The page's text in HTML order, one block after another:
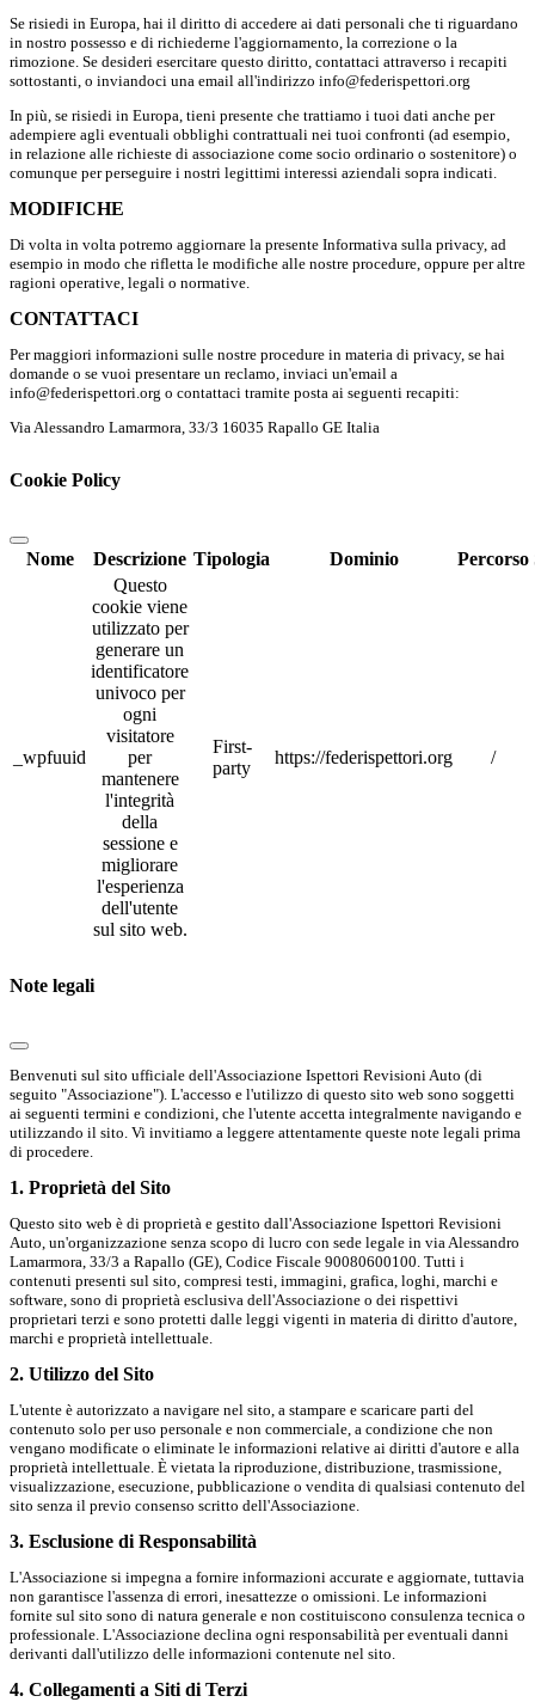
Se risiedi in Europa, hai il diritto di accedere ai dati personali che ti riguardano
in nostro possesso e di richiederne l'aggiornamento, la correzione o la
rimozione. Se desideri esercitare questo diritto, contattaci attraverso i recapiti
sottostanti, o inviandoci una email all'indirizzo info@federispettori.org
In più, se risiedi in Europa, tieni presente che trattiamo i tuoi dati anche per
adempiere agli eventuali obblighi contrattuali nei tuoi confronti (ad esempio,
in relazione alle richieste di associazione come socio ordinario o sostenitore) o
comunque per perseguire i nostri legittimi interessi aziendali sopra indicati.
MODIFICHE
Di volta in volta potremo aggiornare la presente Informativa sulla privacy, ad
esempio in modo che rifletta le modifiche alle nostre procedure, oppure per altre
ragioni operative, legali o normative.
CONTATTACI
Per maggiori informazioni sulle nostre procedure in materia di privacy, se hai
domande o se vuoi presentare un reclamo, inviaci un'email a
info@federispettori.org o contattaci tramite posta ai seguenti recapiti:
Via Alessandro Lamarmora, 33/3 16035 Rapallo GE Italia
Cookie Policy
Nome Descrizione Tipologia Dominio Percorso
_wpfuuid
Questo
cookie viene
utilizzato per
generare un
identificatore
univoco per
ogni
visitatore
per
mantenere
l'integrità
della
sessione e
migliorare
l'esperienza
dell'utente
sul sito web.
First-
party
https://federispettori.org /
Note legali
Benvenuti sul sito ufficiale dell'Associazione Ispettori Revisioni Auto (di
seguito "Associazione"). L'accesso e l'utilizzo di questo sito web sono soggetti
ai seguenti termini e condizioni, che l'utente accetta integralmente navigando e
utilizzando il sito. Vi invitiamo a leggere attentamente queste note legali prima
di procedere.
1. Proprietà del Sito
Questo sito web è di proprietà e gestito dall'Associazione Ispettori Revisioni
Auto, un'organizzazione senza scopo di lucro con sede legale in via Alessandro
Lamarmora, 33/3 a Rapallo (GE), Codice Fiscale 90080600100. Tutti i
contenuti presenti sul sito, compresi testi, immagini, grafica, loghi, marchi e
software, sono di proprietà esclusiva dell'Associazione o dei rispettivi
proprietari terzi e sono protetti dalle leggi vigenti in materia di diritto d'autore,
marchi e proprietà intellettuale.
2. Utilizzo del Sito
L'utente è autorizzato a navigare nel sito, a stampare e scaricare parti del
contenuto solo per uso personale e non commerciale, a condizione che non
vengano modificate o eliminate le informazioni relative ai diritti d'autore e alla
proprietà intellettuale. È vietata la riproduzione, distribuzione, trasmissione,
visualizzazione, esecuzione, pubblicazione o vendita di qualsiasi contenuto del
sito senza il previo consenso scritto dell'Associazione.
3. Esclusione di Responsabilità
L'Associazione si impegna a fornire informazioni accurate e aggiornate, tuttavia
non garantisce l'assenza di errori, inesattezze o omissioni. Le informazioni
fornite sul sito sono di natura generale e non costituiscono consulenza tecnica o
professionale. L'Associazione declina ogni responsabilità per eventuali danni
derivanti dall'utilizzo delle informazioni contenute nel sito.
4. Collegamenti a Siti di Terzi